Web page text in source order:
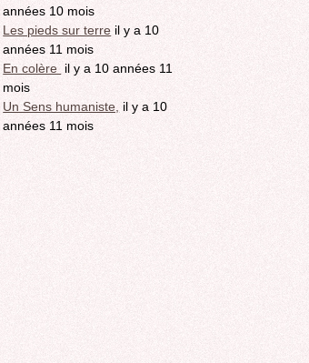
années 10 mois
Les pieds sur terre il y a 10
années 11 mois
En colère il y a 10 années 11
mois
Un Sens humaniste, il y a 10
années 11 mois